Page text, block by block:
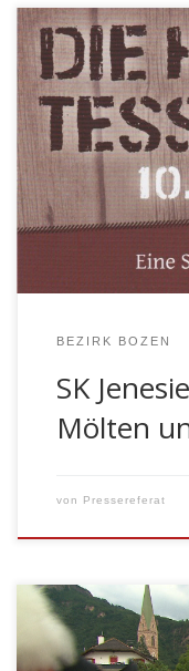
“10.09.1964 – Die
Erzählung” Ein
erstmals und vor
Tschögglberger
(Schützenbezirk
Afing
Aufführung
Uhr beginnt die
BEZIRK BOZEN
SK
Mölten
von Pressereferat
Vom 31. Juli .- bis
wieder in Terlan